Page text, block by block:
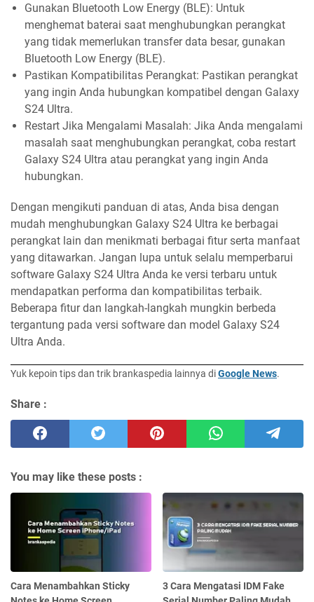
Gunakan Bluetooth Low Energy (BLE): Untuk
menghemat baterai saat menghubungkan perangkat
yang tidak memerlukan transfer data besar, gunakan
Bluetooth Low Energy (BLE).
Pastikan Kompatibilitas Perangkat: Pastikan perangkat
yang ingin Anda hubungkan kompatibel dengan Galaxy
S24 Ultra.
Restart Jika Mengalami Masalah: Jika Anda mengalami
masalah saat menghubungkan perangkat, coba restart
Galaxy S24 Ultra atau perangkat yang ingin Anda
hubungkan.
Dengan mengikuti panduan di atas, Anda bisa dengan
mudah menghubungkan Galaxy S24 Ultra ke berbagai
perangkat lain dan menikmati berbagai fitur serta manfaat
yang ditawarkan. Jangan lupa untuk selalu memperbarui
software Galaxy S24 Ultra Anda ke versi terbaru untuk
mendapatkan performa dan kompatibilitas terbaik.
Beberapa fitur dan langkah-langkah mungkin berbeda
tergantung pada versi software dan model Galaxy S24
Ultra Anda.
Yuk kepoin tips dan trik brankaspedia lainnya diGoogle News.
Share :
You may like these posts :
Cara Menambahkan Sticky
3 Cara Mengatasi IDM Fake